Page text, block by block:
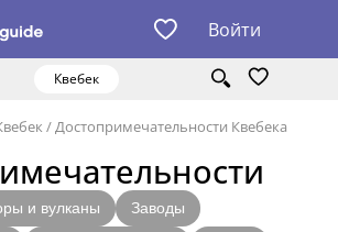
Войти
Квебек
/Достопримечательности Квебека
и вулканы Заводы